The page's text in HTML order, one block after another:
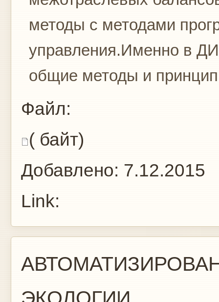
методы с методами
управления.Именно в
общие методы и
Файл:
( байт)
Добавлено: 7.12.2015
Link: